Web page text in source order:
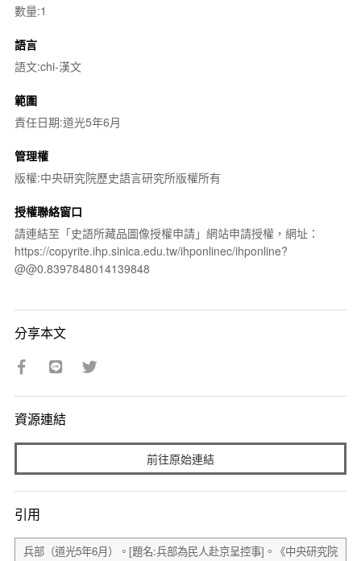
數量:1
語言
語文:chi-漢文
範圍
責任日期:道光5年6月
管理權
版權:中央研究院歷史語言研究所版權所有
授權聯絡窗口
請連結至「史語所藏品圖像授權申請」網站申請授權，網址：
https://copyrite.ihp.sinica.edu.tw/ihponlinec/ihponline?
@@0.8397848014139848
分享本文
資源連結
前往原始連結
引用